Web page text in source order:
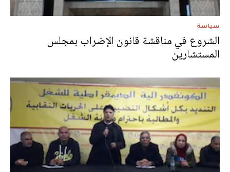
سياسة
الشروع في مناقشة قانون الإضراب بمجلس
المستشارين